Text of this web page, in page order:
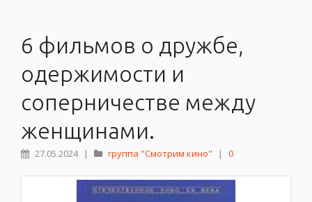
6 фильмов о дружбе,
одержимости и
соперничестве между
женщинами.
27.05.2024 | группа "Смотрим кино" | 0